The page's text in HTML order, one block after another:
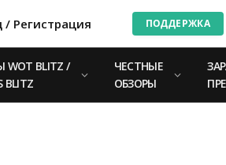
/ Регистрация ПОДДЕРЖКА
WOT BLITZ /
BLITZ
ЧЕСТНЫЕ
ОБЗОРЫ